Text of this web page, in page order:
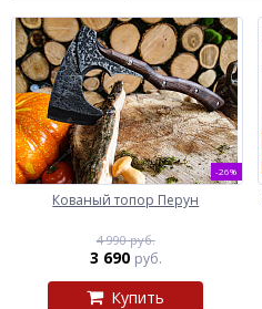
-26%
Кованый топор Перун
4 990 руб.
3 690 руб.
Купить